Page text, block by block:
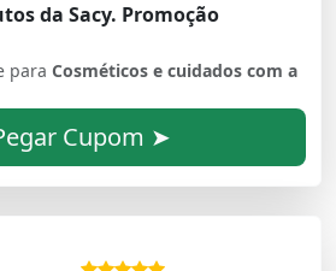
da Sacy. Promoção
para Cosméticos e cuidados com a
Cupom ➤